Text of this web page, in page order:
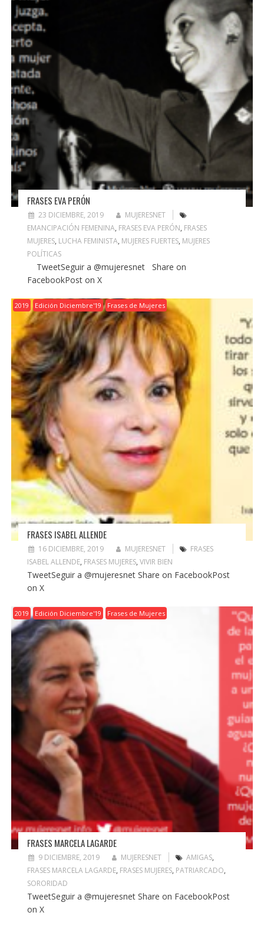
FRASES EVA PERÓN
23 DICIEMBRE, 2019
MUJERESNET
EMANCIPACIÓN FEMENINA, FRASES EVA PERÓN, FRASES
MUJERES, LUCHA FEMINISTA, MUJERES FUERTES, MUJERES
POLÍTICAS
TweetSeguir a @mujeresnet Share on
FacebookPost on X
2019 Edición Diciembre'19 Frases de Mujeres
FRASES ISABEL ALLENDE
16 DICIEMBRE, 2019 MUJERESNET
FRASES
ISABEL ALLENDE, FRASES MUJERES, VIVIR BIEN
TweetSeguir a @mujeresnet Share on FacebookPost
on X
2019 Edición Diciembre'19 Frases de Mujeres
FRASES MARCELA LAGARDE
9 DICIEMBRE, 2019 MUJERESNET AMIGAS,
FRASES MARCELA LAGARDE, FRASES MUJERES, PATRIARCADO,
SORORIDAD
TweetSeguir a @mujeresnet Share on FacebookPost
on X